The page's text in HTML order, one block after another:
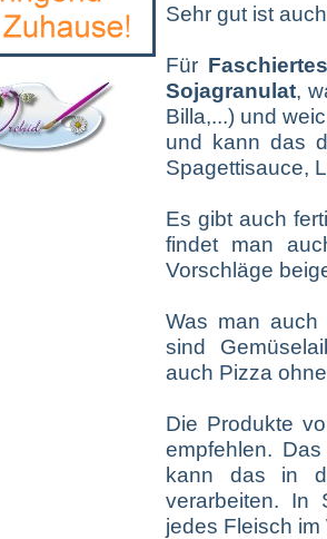
Sehr gut ist
Für
Sojagranulat,
Billa,...) und
und kann das
Spagettisauce,
Es gibt auch
findet man
Vorschläge
Was man auch
sind
auch Pizza
Die Produkte
empfehlen.
kann das in
verarbeiten. In
jedes Fleisch im